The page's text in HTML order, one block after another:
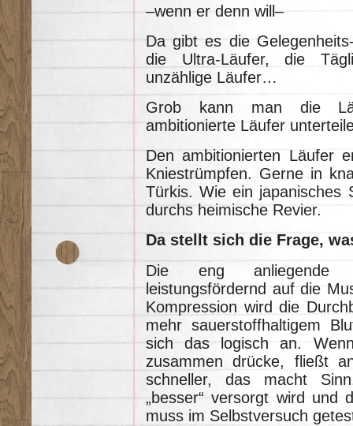
–wenn er denn will–
Da gibt es die
die Ultra-Läufer, die
unzählige Läufer…
Grob kann man die
ambitionierte Läufer
Den ambitionierten Läufer
Kniestrümpfen. Gerne in
Türkis. Wie ein japanisches
durchs heimische Revier.
Da stellt sich die Frage,
Die eng anliegende
leistungsfördernd auf die
Kompression wird die
mehr sauerstoffhaltigem
sich das logisch an.
zusammen drücke, fließt
schneller, das macht
„besser“ versorgt wird und
muss im Selbstversuch